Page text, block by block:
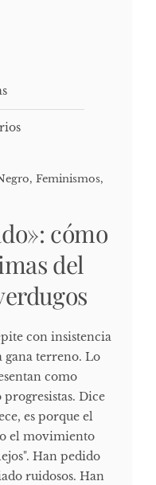
, Feminismos,
cómo
del
con insistencia
gana terreno. Lo
como
progresistas. Dice
es porque el
el movimiento
Han pedido
ruidosos. Han